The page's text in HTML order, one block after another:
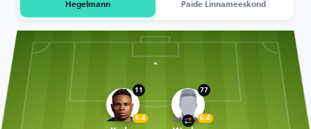
Hegelmann Paide Linnameeskond
11
6.4
77
6.4